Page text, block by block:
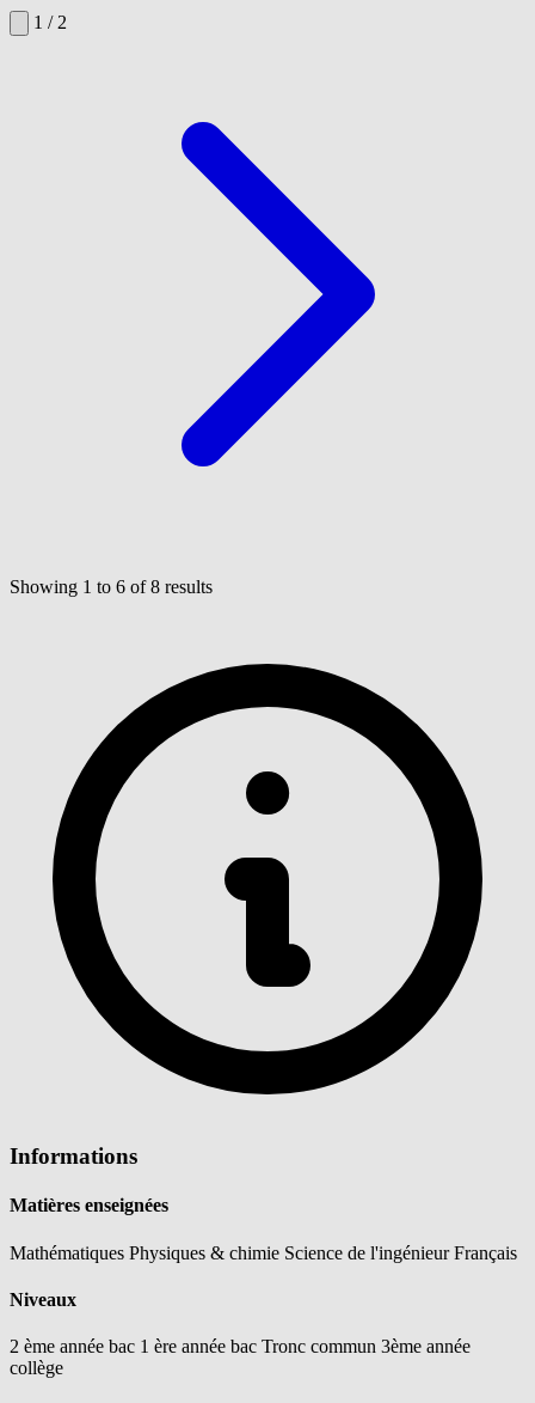
1 / 2
Showing 1 to 6 of8 results
Informations
Matières enseignées
Mathématiques Physiques & chimie Science de l'ingénieur Français
Niveaux
2 ème année bac 1 ère année bac Tronc commun 3ème année
collège